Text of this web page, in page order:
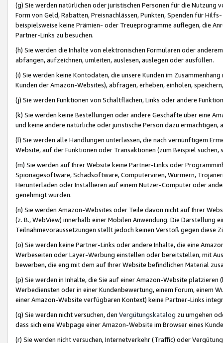
(g) Sie werden natürlichen oder juristischen Personen für die Nutzung
Form von Geld, Rabatten, Preisnachlässen, Punkten, Spenden für
beispielsweise keine Prämien- oder Treueprogramme auflegen, die
Partner-Links zu besuchen.
(h) Sie werden die Inhalte von elektronischen Formularen oder
abfangen, aufzeichnen, umleiten, auslesen, auslegen oder ausfüllen.
(i) Sie werden keine Kontodaten, die unsere Kunden im
Kunden der Amazon-Websites), abfragen, erheben, einholen,
(j) Sie werden Funktionen von Schaltflächen, Links oder andere
(k) Sie werden keine Bestellungen oder andere Geschäfte über eine
und keine andere natürliche oder juristische Person dazu
(l) Sie werden alle Handlungen unterlassen, die nach vernünftigem
Website, auf der Funktionen oder Transaktionen (zum Beispiel
(m) Sie werden auf Ihrer Website keine Partner-Links oder
Spionagesoftware, Schadsoftware, Computerviren, Würmern,
Herunterladen oder Installieren auf einem Nutzer-Computer oder
genehmigt wurden.
(n) Sie werden Amazon-Websites oder Teile davon nicht auf Ihrer
(z. B., WebView) innerhalb einer Mobilen Anwendung. Die Darstellung
Teilnahmevoraussetzungen stellt jedoch keinen Verstoß gegen diese
(o) Sie werden keine Partner-Links oder andere Inhalte, die eine
Werbeseiten oder Layer-Werbung einstellen oder bereitstellen, mit
bewerben, die eng mit dem auf Ihrer Website befindlichen Material
(p) Sie werden in Inhalte, die Sie auf einer Amazon-Website
Werbediensten oder in einer Kundenbewertung, einem Forum, einem
einer Amazon-Website verfügbaren Kontext) keine Partner-Links
(q) Sie werden nicht versuchen, den Vergütungskatalog zu umgehen
dass sich eine Webpage einer Amazon-Website im Browser eines
(r) Sie werden nicht versuchen, Internetverkehr (Traffic) oder